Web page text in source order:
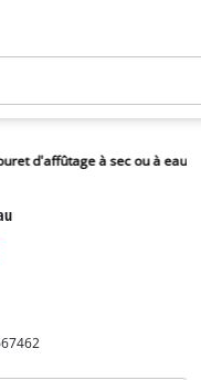
d'affûtage à sec ou à eau